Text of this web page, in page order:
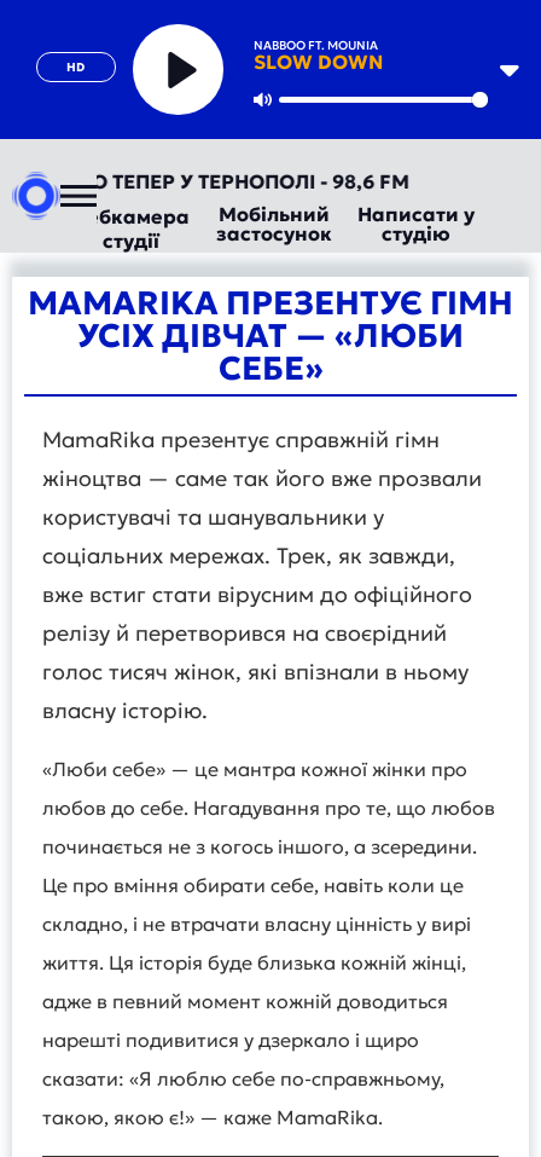
HD
NABBOO FT. MOUNIA
SLOW DOWN
Play
ТЕПЕР У ТЕРНОПОЛІ - 98,6 FM
Вебкамера
студії
Мобільний
застосунок
Написати у
студію
MAMARIKA ПРЕЗЕНТУЄ ГІМН
УСІХ ДІВЧАТ — «ЛЮБИ
СЕБЕ»
MamaRika презентує справжній гімн
жіноцтва — саме так його вже прозвали
користувачі та шанувальники у
соціальних мережах. Трек, як завжди,
вже встиг стати вірусним до офіційного
релізу й перетворився на своєрідний
голос тисяч жінок, які впізнали в ньому
власну історію.
«Люби себе» — це мантра кожної жінки про
любов до себе. Нагадування про те, що любов
починається не з когось іншого, а зсередини.
Це про вміння обирати себе, навіть коли це
складно, і не втрачати власну цінність у вирі
життя. Ця історія буде близька кожній жінці,
адже в певний момент кожній доводиться
нарешті подивитися у дзеркало і щиро
сказати: «Я люблю себе по-справжньому,
такою, якою є!» — каже MamaRika.